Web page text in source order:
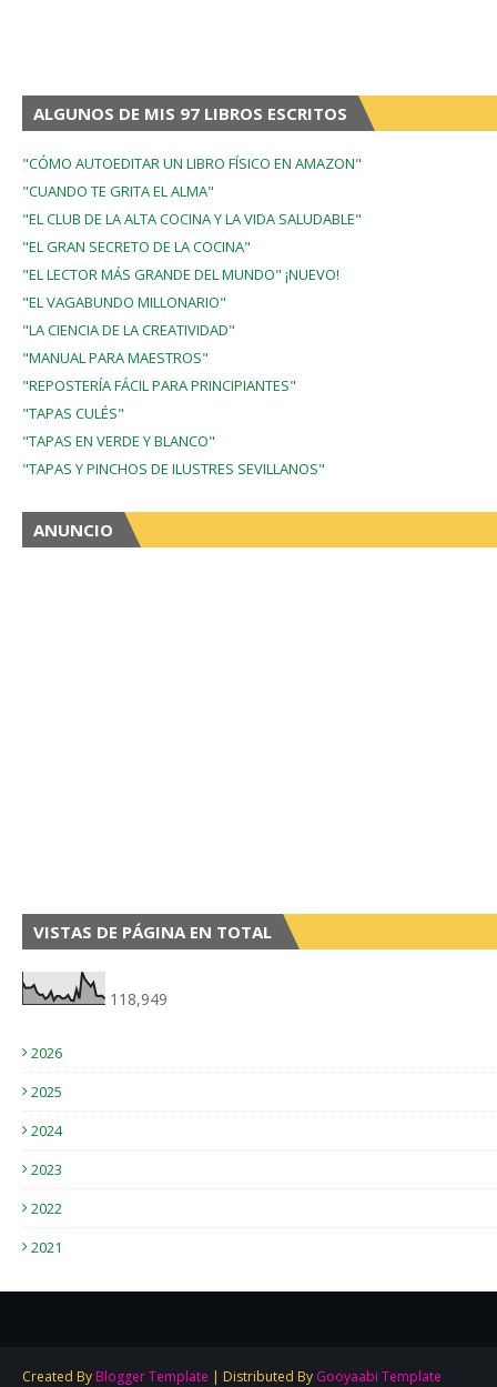
ALGUNOS DE MIS 97 LIBROS ESCRITOS
"CÓMO AUTOEDITAR UN LIBRO FÍSICO EN AMAZON"
"CUANDO TE GRITA EL ALMA"
"EL CLUB DE LA ALTA COCINA Y LA VIDA SALUDABLE"
"EL GRAN SECRETO DE LA COCINA"
"EL LECTOR MÁS GRANDE DEL MUNDO" ¡NUEVO!
"EL VAGABUNDO MILLONARIO"
"LA CIENCIA DE LA CREATIVIDAD"
"MANUAL PARA MAESTROS"
"REPOSTERÍA FÁCIL PARA PRINCIPIANTES"
"TAPAS CULÉS"
"TAPAS EN VERDE Y BLANCO"
"TAPAS Y PINCHOS DE ILUSTRES SEVILLANOS"
ANUNCIO
VISTAS DE PÁGINA EN TOTAL
118,949
2026
2025
2024
2023
2022
2021
Created By Blogger Template | Distributed By Gooyaabi Template